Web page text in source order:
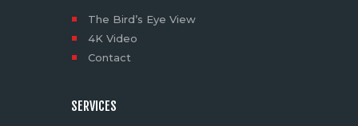
The Bird’s Eye View
4K Video
Contact
SERVICES